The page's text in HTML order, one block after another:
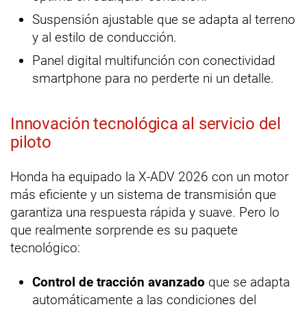
Suspensión ajustable que se adapta al terreno
y al estilo de conducción.
Panel digital multifunción con conectividad
smartphone para no perderte ni un detalle.
Innovación tecnológica al servicio del
piloto
Honda ha equipado la X-ADV 2026 con un motor
más eficiente y un sistema de transmisión que
garantiza una respuesta rápida y suave. Pero lo
que realmente sorprende es su paquete
tecnológico:
Control de tracción avanzado que se adapta
automáticamente a las condiciones del